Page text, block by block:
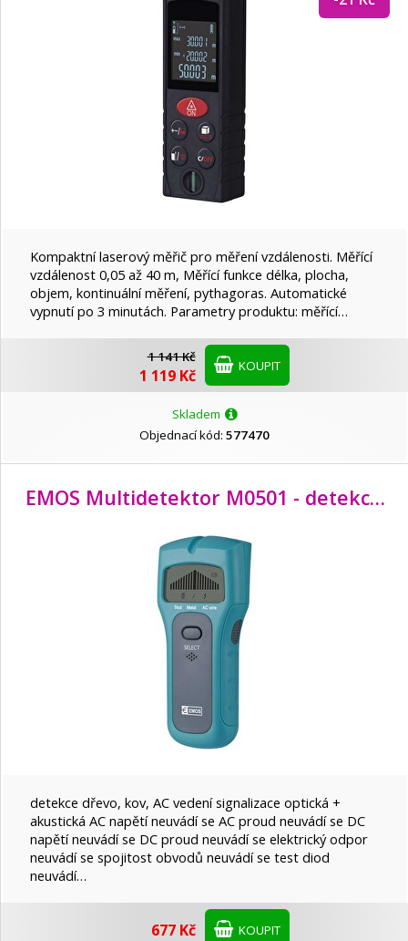
Kompaktní laserový měřič pro měření vzdálenosti. Měřící
vzdálenost 0,05 až 40 m, Měřící funkce délka, plocha,
objem, kontinuální měření, pythagoras. Automatické
vypnutí po 3 minutách. Parametry produktu: měřící…
1 141 Kč
1 119 Kč KOUPIT
Skladem
Objednací kód: 577470
EMOS Multidetektor M0501 - detekce skrytých předmětů ve zdi (dráty, kov, dřevo)
detekce dřevo, kov, AC vedení signalizace optická +
akustická AC napětí neuvádí se AC proud neuvádí se DC
napětí neuvádí se DC proud neuvádí se elektrický odpor
neuvádí se spojitost obvodů neuvádí se test diod
neuvádí…
677 Kč KOUPIT